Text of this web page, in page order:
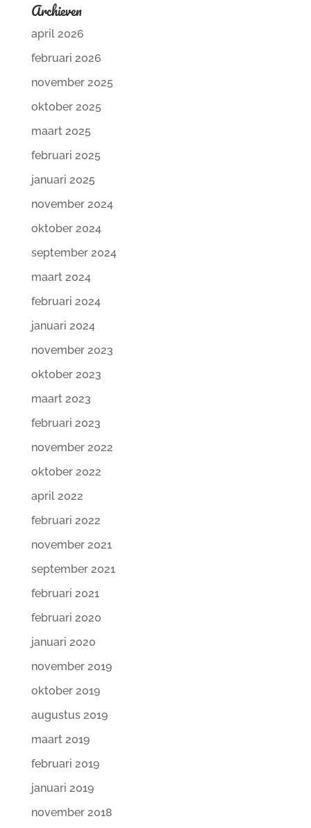
Archieven
april 2026
februari 2026
november 2025
oktober 2025
maart 2025
februari 2025
januari 2025
november 2024
oktober 2024
september 2024
maart 2024
februari 2024
januari 2024
november 2023
oktober 2023
maart 2023
februari 2023
november 2022
oktober 2022
april 2022
februari 2022
november 2021
september 2021
februari 2021
februari 2020
januari 2020
november 2019
oktober 2019
augustus 2019
maart 2019
februari 2019
januari 2019
november 2018